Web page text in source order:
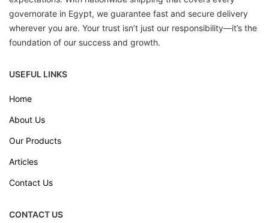
governorate in Egypt, we guarantee fast and secure delivery
wherever you are. Your trust isn’t just our responsibility—it’s the
foundation of our success and growth.
USEFUL LINKS
Home
About Us
Our Products
Articles
Contact Us
CONTACT US